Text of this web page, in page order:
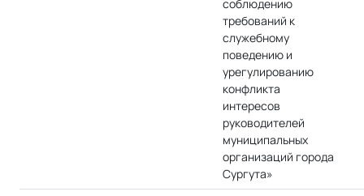
соблюдению
требований к
служебному
поведению и
урегулированию
конфликта
интересов
руководителей
муниципальных
организаций города
Сургута»